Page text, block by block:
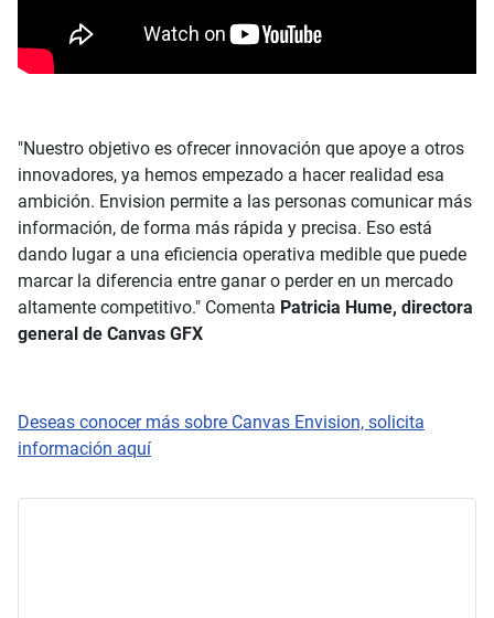
"Nuestro objetivo es ofrecer innovación que apoye a otros
innovadores, ya hemos empezado a hacer realidad esa
ambición. Envision permite a las personas comunicar más
información, de forma más rápida y precisa. Eso está
dando lugar a una eficiencia operativa medible que puede
marcar la diferencia entre ganar o perder en un mercado
altamente competitivo." Comenta Patricia Hume, directora
general de Canvas GFX
Deseas conocer más sobre Canvas Envision, solicita
información aquí